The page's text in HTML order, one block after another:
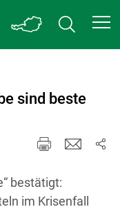
sind beste
bestätigt:
im Krisenfall